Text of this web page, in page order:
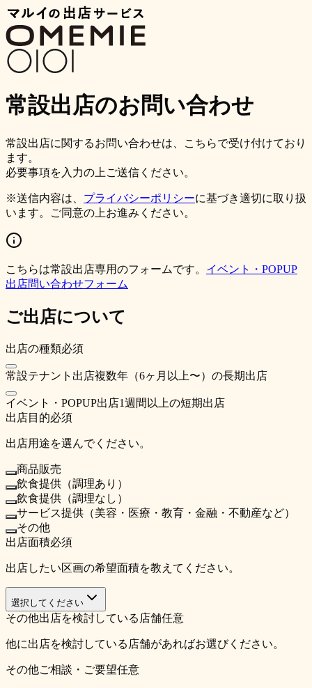
常設出店のお問い合わせ
常設出店に関するお問い合わせは、こちらで受け付けており
ます。
必要事項を入力の上ご送信ください。
※送信内容は、 プライバシーポリシーに基づき適切に取り扱
います。ご同意の上お進みください。
こちらは常設出店専用のフォームです。 イベント・POPUP
出店問い合わせフォーム
ご出店について
出店の種類必須
常設テナント出店複数年（6ヶ月以上〜）の長期出店
イベント・POPUP出店1週間以上の短期出店
出店目的必須
出店用途を選んでください。
商品販売
飲食提供（調理あり）
飲食提供（調理なし）
サービス提供（美容・医療・教育・金融・不動産など）
その他
出店面積必須
出店したい区画の希望面積を教えてください。
選択してください
その他出店を検討している店舗任意
他に出店を検討している店舗があればお選びください。
その他ご相談・ご要望任意